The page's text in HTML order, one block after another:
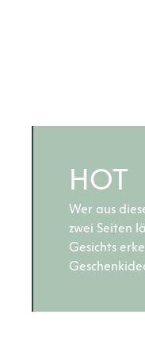
HOT
Wer aus
zwei Seiten
Gesichts